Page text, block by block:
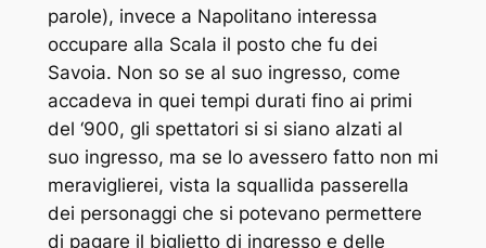
parole), invece a Napolitano interessa
occupare alla Scala il posto che fu dei
Savoia. Non so se al suo ingresso, come
accadeva in quei tempi durati fino ai primi
del ‘900, gli spettatori si si siano alzati al
suo ingresso, ma se lo avessero fatto non mi
meraviglierei, vista la squallida passerella
dei personaggi che si potevano permettere
di pagare il biglietto di ingresso e delle